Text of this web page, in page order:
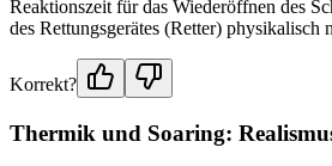
Reaktionszeit für das Wiederöffnen des
des Rettungsgerätes (Retter) physikalisch
Korrekt?
Thermik und Soaring: